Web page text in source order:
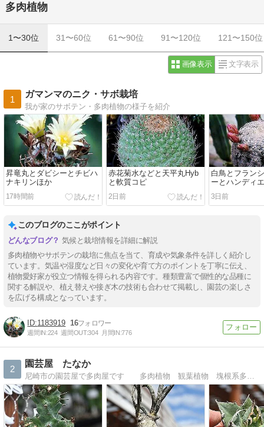
多肉植物
1〜30位 31〜60位 61〜90位 91〜120位 121〜150位
画像表示 文字表示
1
ガマンマのニク・サボ栽培
我が家のサボテン・多肉植物の様子を紹介
昇竜丸とダビシーとチビハ
ナキリンほか
17時間前
赤花菊水などと天平丸Hyb
と軟質コピ
2日前
白鳥とフラン
ーとハンディ
3日前
このブログのここがポイント
気候と栽培情報を詳細に解説
多肉植物やサボテンの栽培に焦点を当て、育成や気象条件を詳しく紹介し
ています。気温や湿度など日々の変化や育て方のポイントを丁寧に伝え、
植物愛好家が役立つ情報を得られる内容です。種類豊富で個性的な品種に
関する解説や、植え替えや接ぎ木の技術も合わせて掲載し、園芸の楽しさ
を広げる構成となっています。
1183919 16
週間IN:224 週間OUT:304 月間IN:776
2
園芸屋 たなか
尼崎市の園芸屋で多肉屋です 多肉植物 観葉植物 塊根系多肉植物などを販売 日々の園芸作業や出来事など・・・